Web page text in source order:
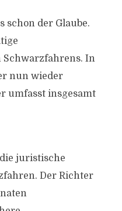
schon der Glaube.
Schwarzfahrens. In
nun wieder
umfasst insgesamt
juristische
Der Richter